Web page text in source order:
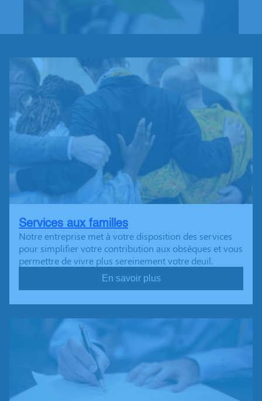
Services aux familles
Notre entreprise met à votre disposition des services
pour simplifier votre contribution aux obsèques et vous
permettre de vivre plus sereinement votre deuil.
En savoir plus